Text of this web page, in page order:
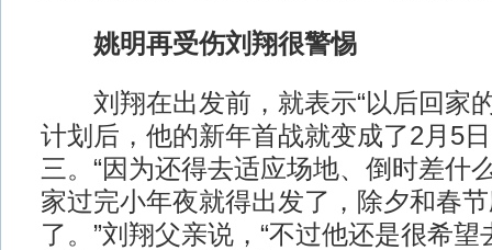
姚明再受伤刘翔很警惕
刘翔在出发前，就表示“以后回家
计划后，他的新年首战就变成了2月5
三。“因为还得去适应场地、倒时差什
家过完小年夜就得出发了，除夕和春
了。”刘翔父亲说，“不过他还是很希